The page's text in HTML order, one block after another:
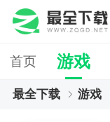
首页 游戏
最全下载 游戏